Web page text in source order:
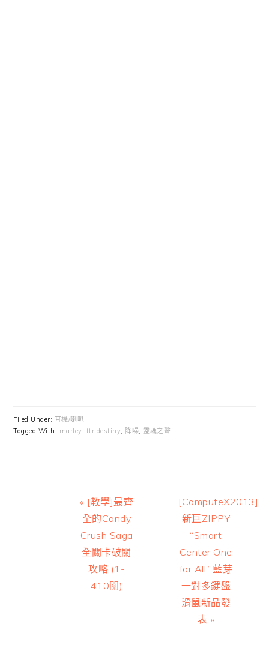
Filed Under: 耳機/喇叭
Tagged With: marley ttr destiny 降噪 靈魂之聲
Previous
Post:
« [教學]最齊
全的Candy
Crush Saga
全關卡破關
攻略 (1-
410關)
Next
Post:
[ComputeX2013]
新巨ZIPPY
“Smart
Center One
for All” 藍芽
一對多鍵盤
滑鼠新品發
表 »